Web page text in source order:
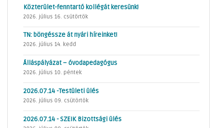
Közterület-fenntartó kollégát keresünk!
2026. július 16. csütörtök
TN: böngéssze át nyári híreinket!
2026. július 14. kedd
Álláspályázat – óvodapedagógus
2026. július 10. péntek
2026.07.14 -Testületi ülés
2026. július 09. csütörtök
2026.07.14 - SZEIK Bizottsági ülés